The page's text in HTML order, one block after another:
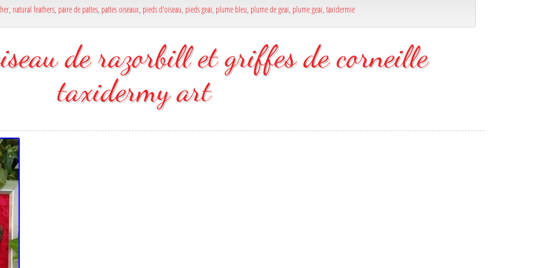
, natural feathers, paire de pattes, pattes oiseaux, pieds d'oiseau, pieds geai, plume bleu, plume de geai, plume geai, taxidermie
de razorbill et griffes de corneille
taxidermy art